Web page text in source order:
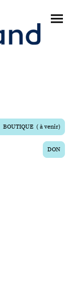
DON
BOUTIQUE ( à venir)